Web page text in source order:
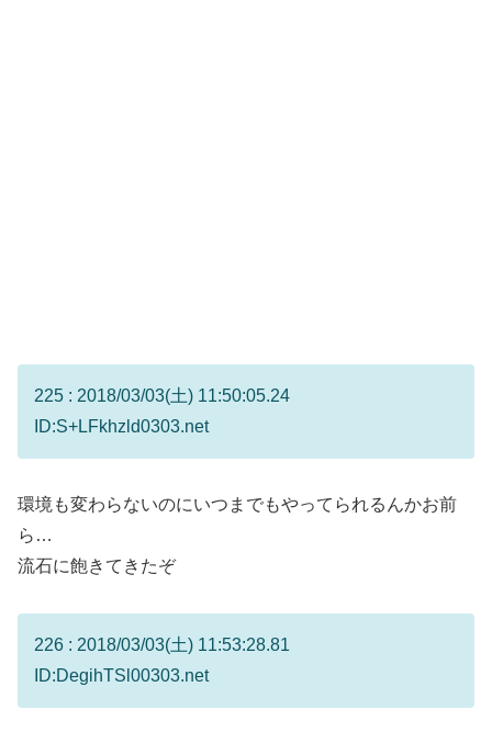
225 : 2018/03/03(土) 11:50:05.24
ID:S+LFkhzld0303.net
環境も変わらないのにいつまでもやってられるんかお前
ら…
流石に飽きてきたぞ
226 : 2018/03/03(土) 11:53:28.81
ID:DegihTSl00303.net